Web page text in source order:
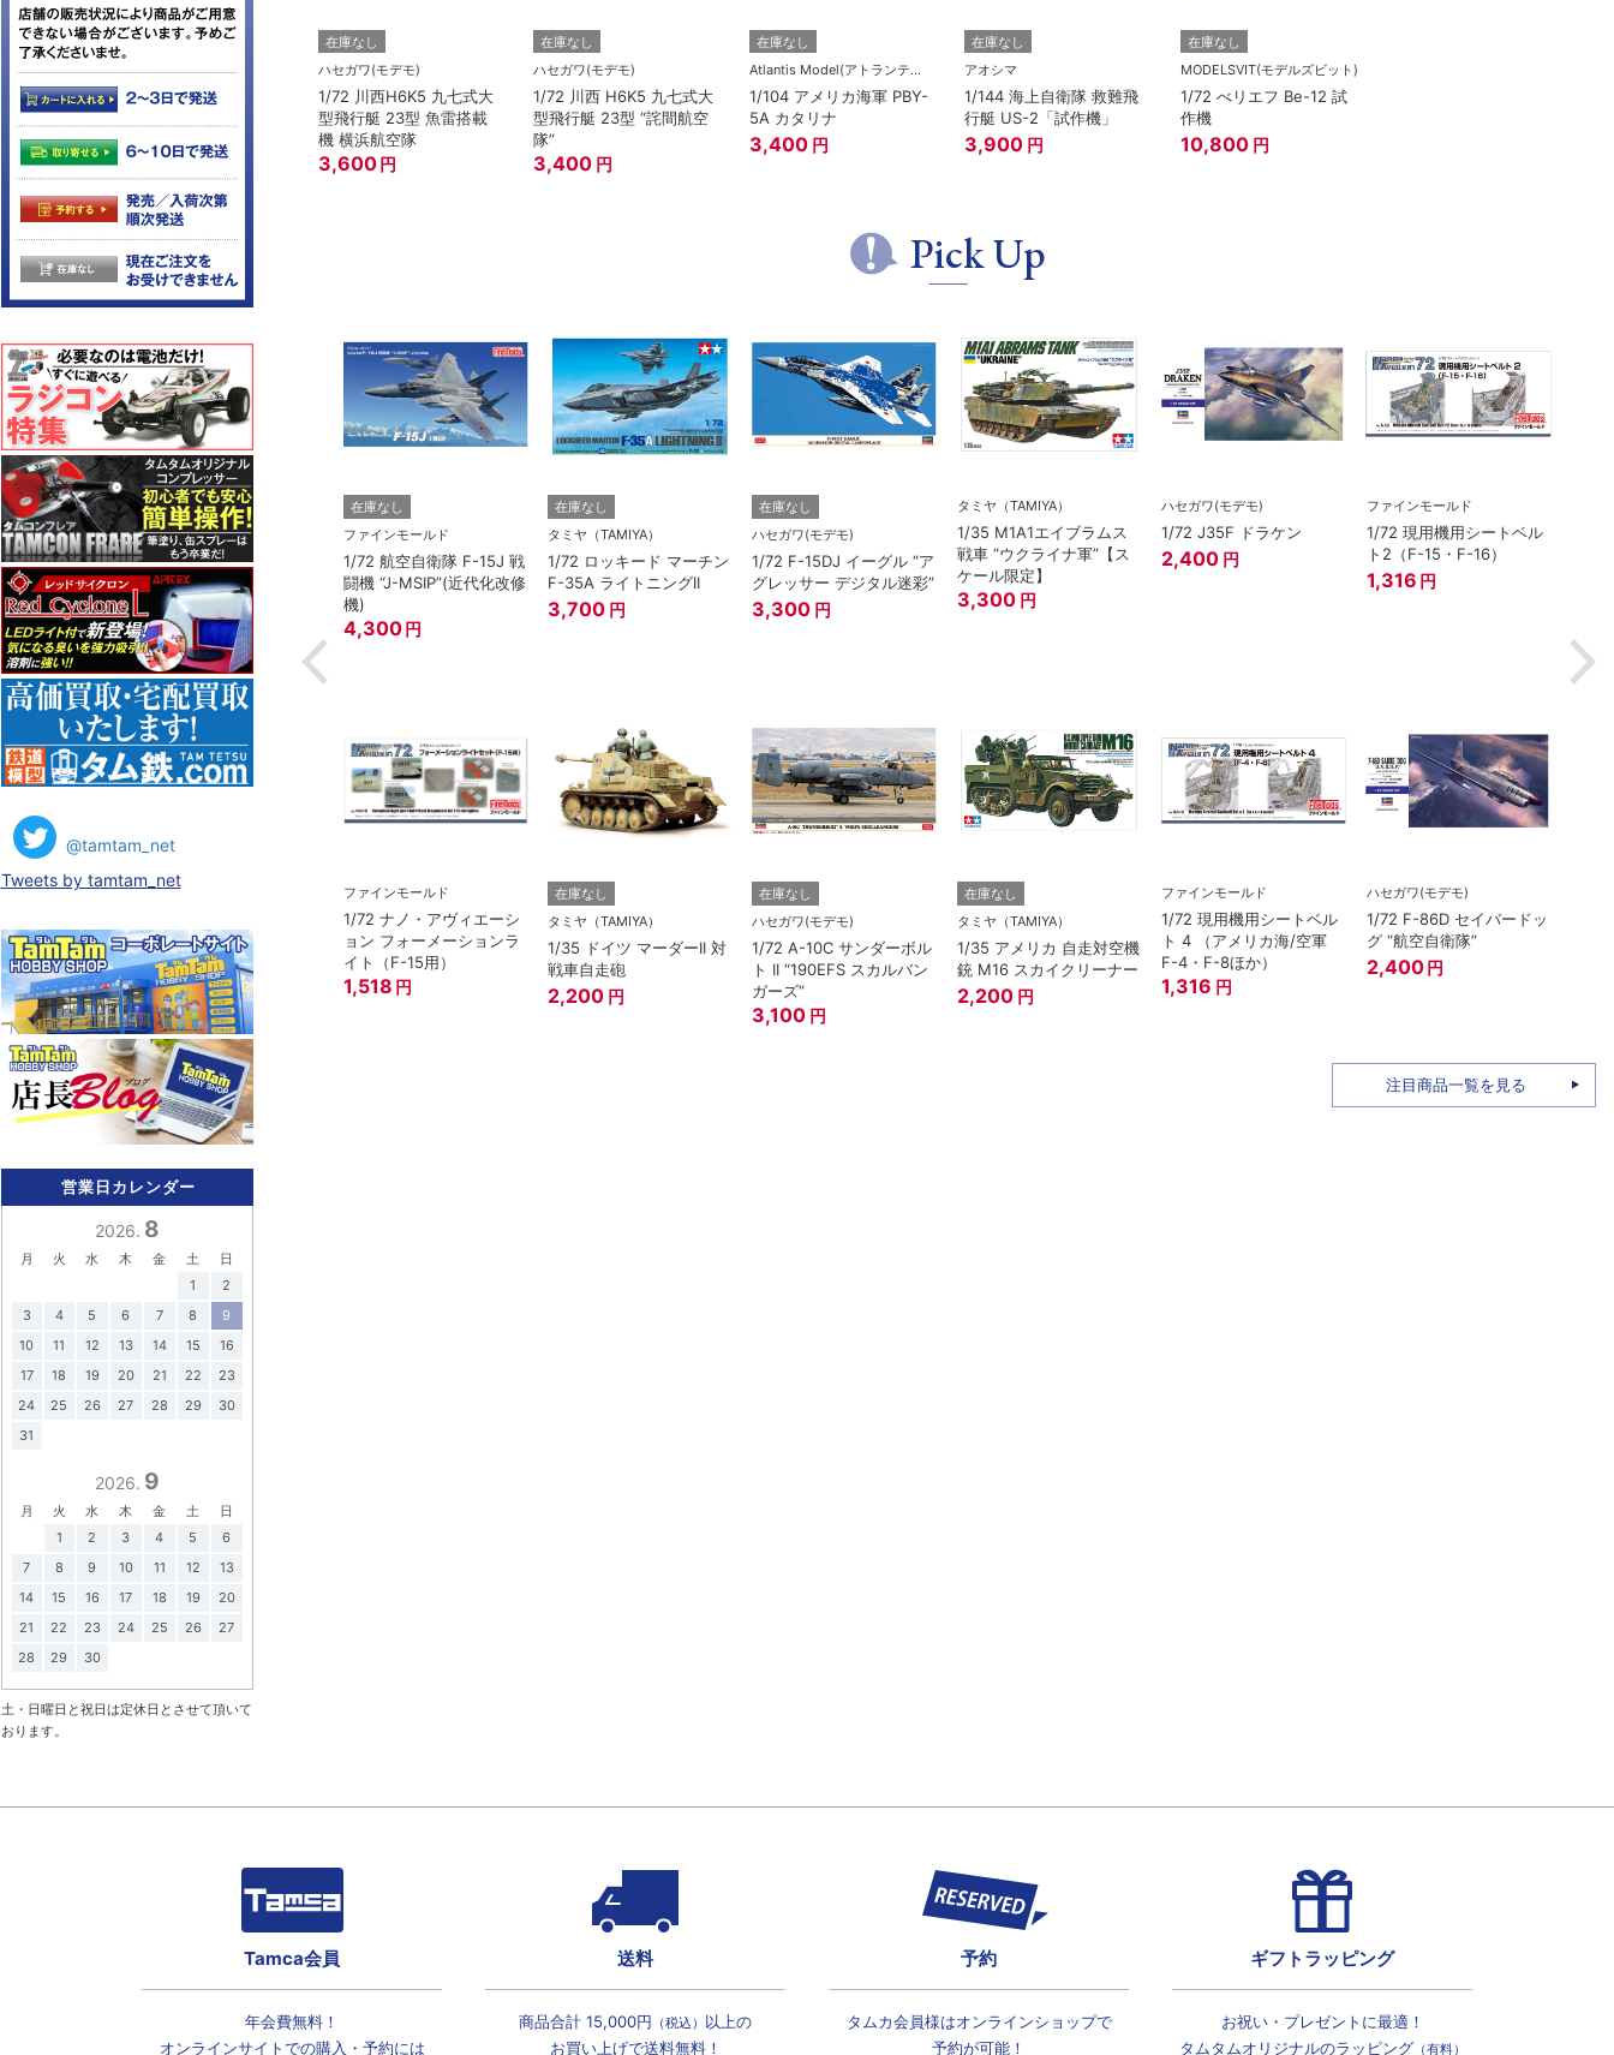
在庫なし
ハセガワ(モデモ)
1/72 川西H6K5 九七式大
型飛行艇 23型 魚雷搭載
機 横浜航空隊
3,600 円
在庫なし
ハセガワ(モデモ)
1/72 川西 H6K5 九七式大
型飛行艇 23型 “詫間航空
隊”
3,400 円
在庫なし
Atlantis Model(アトランティス)
1/104 アメリカ海軍 PBY-
5A カタリナ
3,400 円
在庫なし
アオシマ
1/144 海上自衛隊 救難飛
行艇 US-2「試作機」
3,900 円
在庫なし
MODELSVIT(モデルズビット)
1/72 べリエフ Be-12 試
作機
10,800 円
Pick Up
）
衛隊 オートバ
ト
在庫なし
ファインモールド
1/72 航空自衛隊 F-15J 戦
闘機 “J-MSIP”(近代化改修
機)
4,300 円
在庫なし
タミヤ（TAMIYA）
1/72 ロッキード マーチン
F-35A ライトニングII
3,700 円
在庫なし
ハセガワ(モデモ)
1/72 F-15DJ イーグル “ア
グレッサー デジタル迷彩”
3,300 円
タミヤ（TAMIYA）
1/35 M1A1エイブラムス
戦車 “ウクライナ軍”【ス
ケール限定】
3,300 円
ハセガワ(モデモ)
1/72 J35F ドラケン
2,400 円
ファインモールド
1/72 現用機用シートベル
ト2（F-15・F-16）
1,316 円
ファインモールド
1/72 ナノ・アヴィエーシ
ョン フォーメーションラ
イト（F-15用）
1,518 円
在庫なし
タミヤ（TAMIYA）
1/35 ドイツ マーダーII 対
戦車自走砲
2,200 円
在庫なし
ハセガワ(モデモ)
1/72 A-10C サンダーボル
ト II “190EFS スカルバン
ガーズ”
3,100 円
在庫なし
タミヤ（TAMIYA）
1/35 アメリカ 自走対空機
銃 M16 スカイクリーナー
2,200 円
ファインモールド
1/72 現用機用シートベル
ト 4 （アメリカ海/空軍
F-4・F-8ほか）
1,316 円
ハセガワ(モデモ)
1/72 F-86D セイバードッ
グ “航空自衛隊”
2,400 円
注目商品一覧を見る
@tamtam_net
Tweets by tamtam_net
営業日カレンダー
2026. 8
月 火 水 木 金 土
日
1
2
3
4 5 6 7 8
9
10
11 12 13 14 15
16
17
18 19 20 21 22
23
24
25 26 27 28 29
30
31
2026. 9
月 火 水 木 金 土
日
1
2 3 4 5
6
7
8 9 10 11 12
13
14
15 16 17 18 19
20
21
22 23 24 25 26
27
28
29 30
土・日曜日と祝日は定休日とさせて頂いて
おります。
Tamca会員
年会費無料！
オンラインサイトでの購入・予約には
送料
商品合計 15,000円 （税込） 以上の
お買い上げで送料無料！
予約
タムカ会員様はオンラインショップで
予約が可能！
ギフトラッピング
お祝い・プレゼントに最適！
タムタムオリジナルのラッピング（有料）